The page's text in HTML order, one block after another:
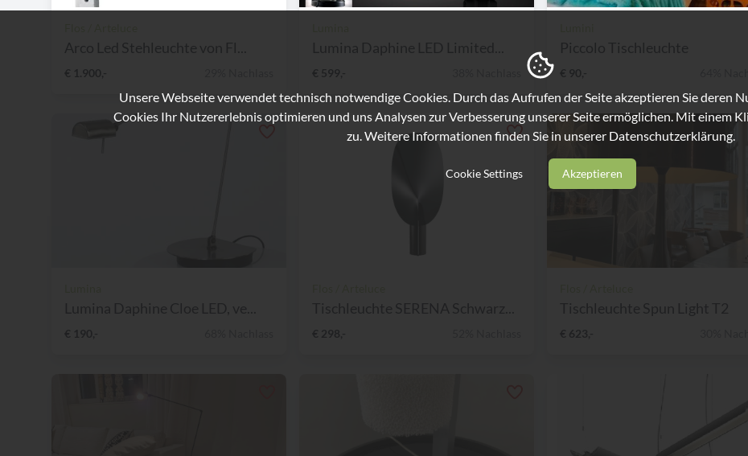
Arco Led Stehleuchte von Fl...
€ 1.900,-
Lumina Daphine LED Limited...
€ 599,-
Piccolo Tischleuchte
€ 90,-
Unsere Webseite verwendet technisch notwendige Cookies. Durch das Aufrufen der Seite akzeptieren Sie deren
Cookies Ihr Nutzererlebnis optimieren und uns Analysen zur Verbesserung unserer Seite ermöglichen. Mit einem
zu. Weitere Informationen finden Sie in unserer Datenschutzerklärung.
Cookie Settings Akzeptieren